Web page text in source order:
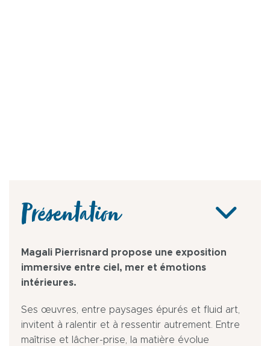
Présentation
Magali Pierrisnard propose une exposition
immersive entre ciel, mer et émotions
intérieures.
Ses œuvres, entre paysages épurés et fluid art,
invitent à ralentir et à ressentir autrement. Entre
maîtrise et lâcher-prise, la matière évolue